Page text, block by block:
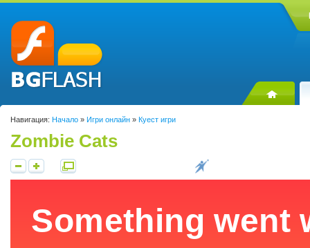
Навигация: Начало » Игри онлайн » Куест игри
Zombie Cats